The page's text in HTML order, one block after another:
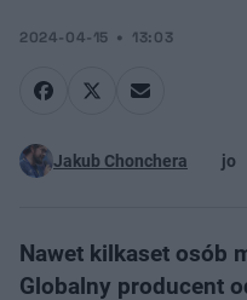
2024-04-15 13:03
Jakub Chonchera jo
Nawet kilkaset osób
Globalny producent